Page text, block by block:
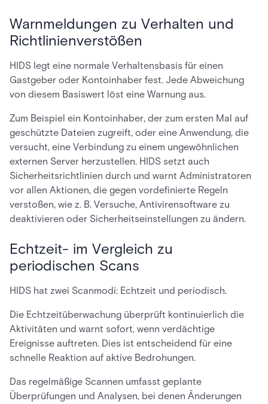
Warnmeldungen zu Verhalten und
Richtlinienverstößen
HIDS legt eine normale Verhaltensbasis für einen
Gastgeber oder Kontoinhaber fest. Jede Abweichung
von diesem Basiswert löst eine Warnung aus.
Zum Beispiel ein Kontoinhaber, der zum ersten Mal auf
geschützte Dateien zugreift, oder eine Anwendung, die
versucht, eine Verbindung zu einem ungewöhnlichen
externen Server herzustellen. HIDS setzt auch
Sicherheitsrichtlinien durch und warnt Administratoren
vor allen Aktionen, die gegen vordefinierte Regeln
verstoßen, wie z. B. Versuche, Antivirensoftware zu
deaktivieren oder Sicherheitseinstellungen zu ändern.
Echtzeit- im Vergleich zu
periodischen Scans
HIDS hat zwei Scanmodi: Echtzeit und periodisch.
Die Echtzeitüberwachung überprüft kontinuierlich die
Aktivitäten und warnt sofort, wenn verdächtige
Ereignisse auftreten. Dies ist entscheidend für eine
schnelle Reaktion auf aktive Bedrohungen.
Das regelmäßige Scannen umfasst geplante
Überprüfungen und Analysen, bei denen Änderungen